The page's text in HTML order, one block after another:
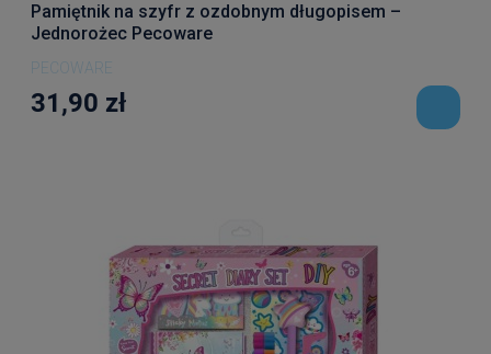
Pamiętnik na szyfr z ozdobnym długopisem –
Jednorożec Pecoware
PECOWARE
31,90 zł